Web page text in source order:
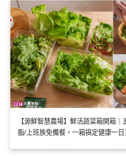
【源鮮智慧農場】鮮活蔬菜箱開箱
脂/上班族免備餐，一箱搞定健康一日